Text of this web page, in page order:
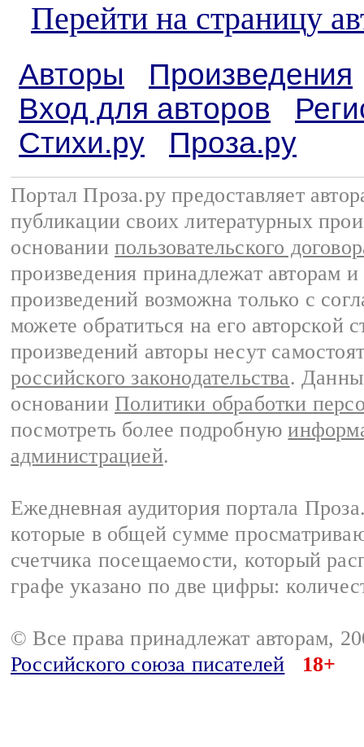
Перейти на страницу
Авторы
Произведения
Вход для авторов
Стихи.ру
Проза.ру
Портал Проза.ру предоставляет
публикации своих литературных
основании пользовательского
произведения принадлежат авторам
произведений возможна только с
можете обратиться на его авторской
произведений авторы несут
российского законодательства.
основании Политики обработки
посмотреть более подробную
администрацией.
Ежедневная аудитория портала
которые в общей сумме
счетчика посещаемости, который
графе указано по две цифры:
© Все права принадлежат авторам,
Российского союза писателей
18+